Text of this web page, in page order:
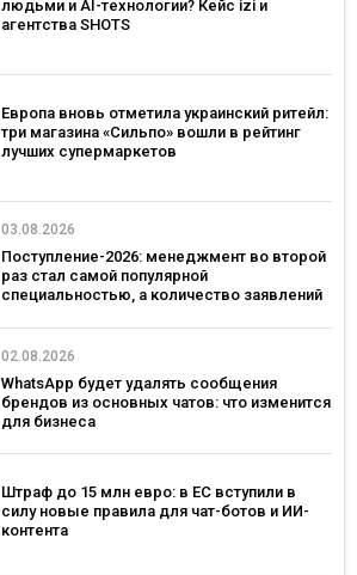
людьми и AI-технологии? Кейс izi и
агентства SHOTS
Европа вновь отметила украинский ритейл:
три магазина «Сильпо» вошли в рейтинг
лучших супермаркетов
03.08.2026
Поступление-2026: менеджмент во второй
раз стал самой популярной
специальностью, а количество заявлений
02.08.2026
WhatsApp будет удалять сообщения
брендов из основных чатов: что изменится
для бизнеса
Штраф до 15 млн евро: в ЕС вступили в
силу новые правила для чат-ботов и ИИ-
контента